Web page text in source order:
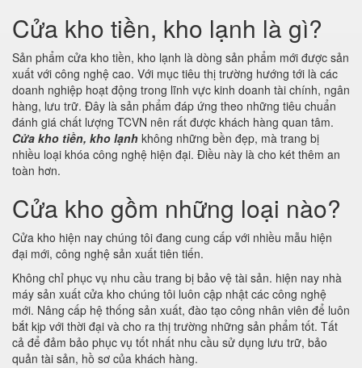
Cửa kho tiền, kho lạnh là gì?
Sản phẩm cửa kho tiền, kho lạnh là dòng sản phẩm mới được sản
xuất với công nghệ cao. Với mục tiêu thị trường hướng tới là các
doanh nghiệp hoạt động trong lĩnh vực kinh doanh tài chính, ngân
hàng, lưu trữ. Đây là sản phẩm đáp ứng theo những tiêu chuẩn
đánh giá chất lượng TCVN nên rất được khách hàng quan tâm.
Cửa kho tiền, kho lạnh không những bền đẹp, mà trang bị
nhiều loại khóa công nghệ hiện đại. Điều này là cho két thêm an
toàn hơn.
Cửa kho gồm những loại nào?
Cửa kho hiện nay chúng tôi đang cung cấp với nhiều mẫu hiện
đại mới, công nghệ sản xuất tiên tiến.
Không chỉ phục vụ nhu cầu trang bị bảo vệ tài sản. hiện nay nhà
máy sản xuất cửa kho chúng tôi luôn cập nhật các công nghệ
mới. Nâng cấp hệ thống sản xuất, đào tạo công nhân viên để luôn
bắt kịp với thời đại và cho ra thị trường những sản phẩm tốt. Tất
cả để đảm bảo phục vụ tốt nhất nhu cầu sử dụng lưu trữ, bảo
quản tài sản, hồ sơ của khách hàng.